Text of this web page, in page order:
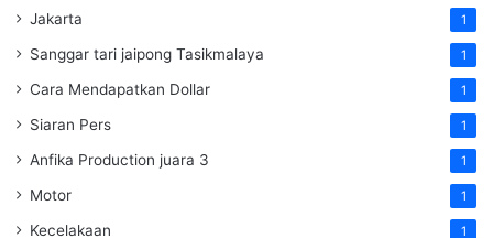
Jakarta 1
Sanggar tari jaipong Tasikmalaya 1
Cara Mendapatkan Dollar 1
Siaran Pers 1
Anfika Production juara 3 1
Motor 1
Kecelakaan 1